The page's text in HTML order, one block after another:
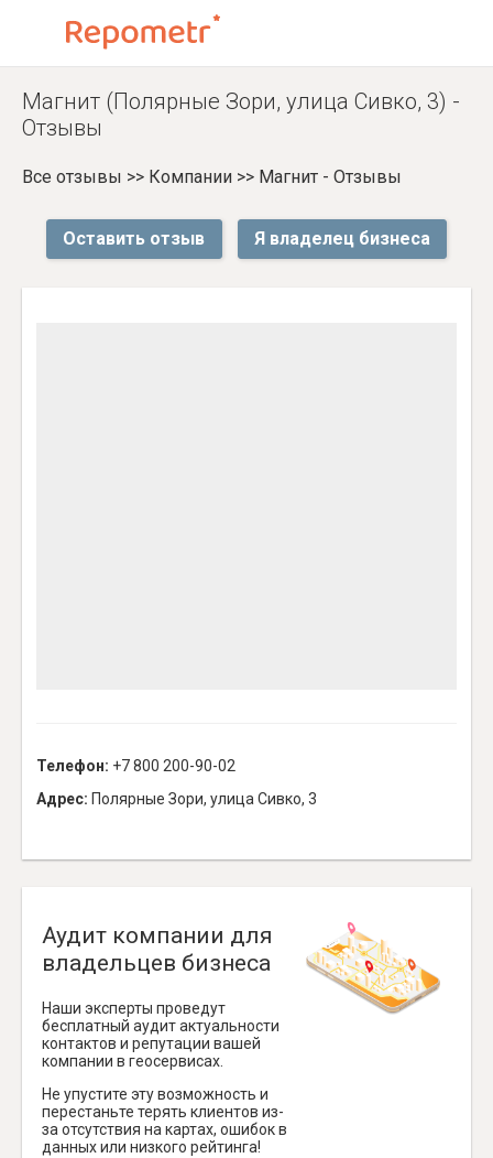
Магнит (Полярные Зори, улица Сивко, 3) -
Отзывы
Все отзывы >> Компании >> Магнит - Отзывы
Оставить отзыв Я владелец бизнеса
Телефон: +7 800 200-90-02
Адрес: Полярные Зори, улица Сивко, 3
Аудит компании для
владельцев бизнеса
Наши эксперты проведут
бесплатный аудит актуальности
контактов и репутации вашей
компании в геосервисах.
Не упустите эту возможность и
перестаньте терять клиентов из-
за отсутствия на картах, ошибок в
данных или низкого рейтинга!